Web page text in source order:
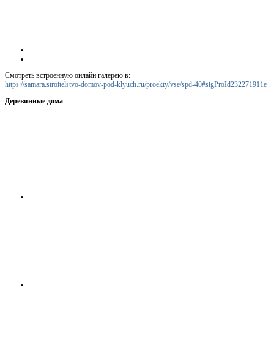
Смотреть встроенную онлайн галерею в:
https://samara.stroitelstvo-domov-pod-klyuch.ru/proekty/vse/spd-40#sigProId232271911e
Деревянные дома